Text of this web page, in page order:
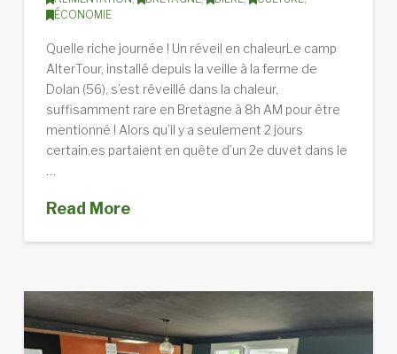
ÉCONOMIE
Quelle riche journée ! Un réveil en chaleurLe camp
AlterTour, installé depuis la veille à la ferme de
Dolan (56), s’est réveillé dans la chaleur,
suffisamment rare en Bretagne à 8h AM pour être
mentionné ! Alors qu’il y a seulement 2 jours
certain.es partaient en quête d’un 2e duvet dans le
Read More